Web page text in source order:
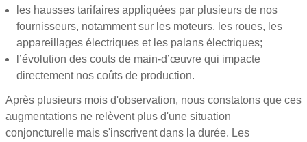
les hausses tarifaires appliquées par plusieurs de nos
fournisseurs, notamment sur les moteurs, les roues, les
appareillages électriques et les palans électriques;
l’évolution des couts de main-d’œuvre qui impacte
directement nos coûts de production.
Après plusieurs mois d'observation, nous constatons que ces
augmentations ne relèvent plus d'une situation
conjoncturelle mais s'inscrivent dans la durée. Les